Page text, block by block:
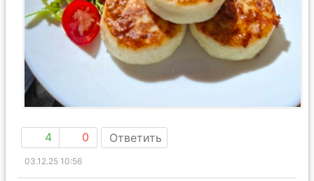
4 0 Ответить
03.12.25 10:56